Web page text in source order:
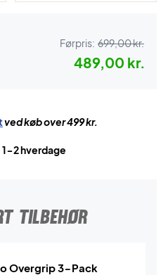
Førpris: 699,00 kr.
489,00 kr.
ved køb over 499 kr.
2 hverdage
TILBEHØR
Overgrip 3-Pack